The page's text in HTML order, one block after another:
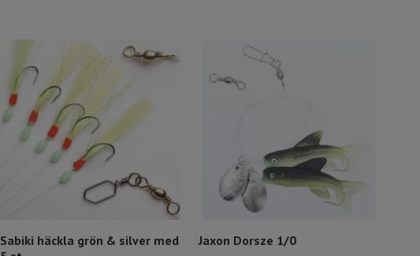
Sabiki häckla grön & silver med
Jaxon Dorsze 1/0